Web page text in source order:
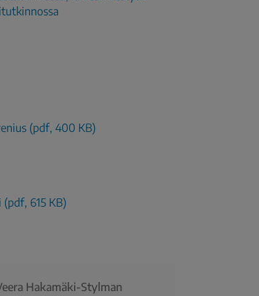
(pdf, 400 KB)
615 KB)
Hakamäki-Stylman